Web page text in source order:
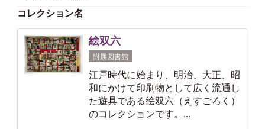
コレクション名
絵双六
附属図書館
江戸時代に始まり、明治、大正、昭
和にかけて印刷物として広く流通し
た遊具である絵双六（えすごろく）
のコレクションです。...